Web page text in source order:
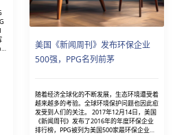
美国《新闻周刊》发布环保企业
500强，PPG名列前茅
随着经济全球化的不断发展，生态环境遭受着
越来越多的考验。全球环境保护问题也因此愈
发受到人们的关注。 2017年12月14日，美国
《新闻周刊》发布了2016年的年度环保企业
排行榜，PPG被列为美国500家最环保企业第